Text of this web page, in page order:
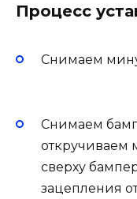
Процесс
Снимаем
Снимаем
откручиваем
сверху
зацепления